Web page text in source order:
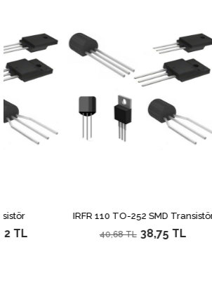
IRFR 110 TO-252 SMD Transistör
38,75 TL
40,68 TL